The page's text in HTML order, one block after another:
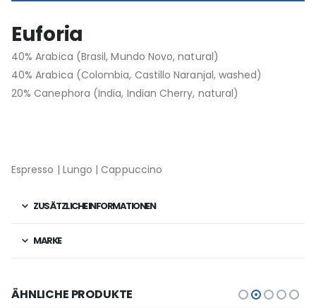
Euforia
40% Arabica (Brasil, Mundo Novo, natural)
40% Arabica (Colombia, Castillo Naranjal, washed)
20% Canephora (India, Indian Cherry, natural)
Espresso | Lungo | Cappuccino
ZUSÄTZLICHE INFORMATIONEN
MARKE
ÄHNLICHE PRODUKTE